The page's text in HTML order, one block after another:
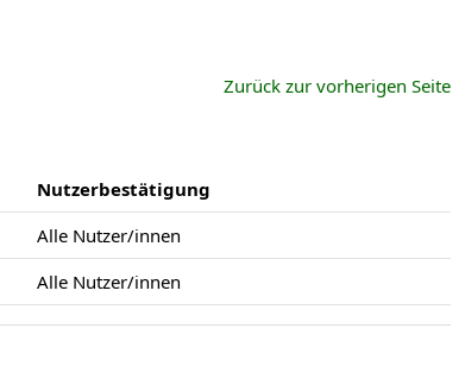
Zurück zur vorherigen Seite
Nutzerbestätigung
Alle Nutzer/innen
Alle Nutzer/innen